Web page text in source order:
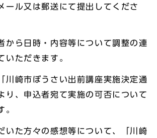
ール又は郵送にて提出してくださ
から日時・内容等について調整の連
いただきます。
川崎市ぼうさい出前講座実施決定通
り、申込者宛て実施の可否について
。
いた方々の感想等について、「川崎